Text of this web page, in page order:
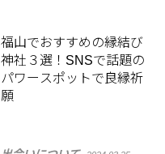
福山でおすすめの縁結び
神社３選！SNSで話題の
パワースポットで良縁祈
願